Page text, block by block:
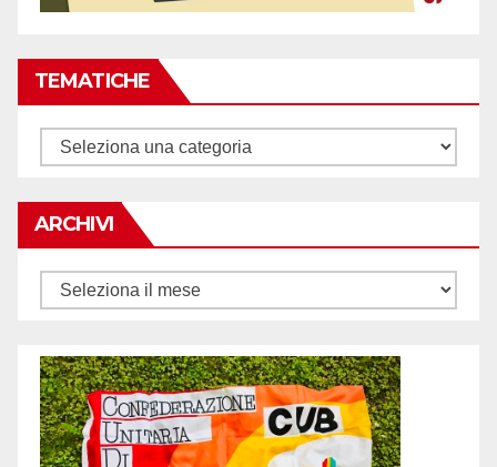
TEMATICHE
Tematiche
ARCHIVI
Archivi